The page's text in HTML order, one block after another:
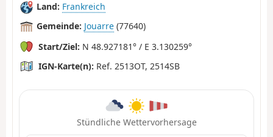
Land: Frankreich
Gemeinde: Jouarre (77640)
Start/Ziel: N 48.927181° / E 3.130259°
IGN-Karte(n): Ref. 2513OT, 2514SB
Stündliche Wettervorhersage